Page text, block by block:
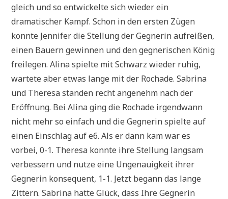
gleich und so entwickelte sich wieder ein
dramatischer Kampf. Schon in den ersten Zügen
konnte Jennifer die Stellung der Gegnerin aufreißen,
einen Bauern gewinnen und den gegnerischen König
freilegen. Alina spielte mit Schwarz wieder ruhig,
wartete aber etwas lange mit der Rochade. Sabrina
und Theresa standen recht angenehm nach der
Eröffnung. Bei Alina ging die Rochade irgendwann
nicht mehr so einfach und die Gegnerin spielte auf
einen Einschlag auf e6. Als er dann kam war es
vorbei, 0-1. Theresa konnte ihre Stellung langsam
verbessern und nutze eine Ungenauigkeit ihrer
Gegnerin konsequent, 1-1. Jetzt begann das lange
Zittern. Sabrina hatte Glück, dass Ihre Gegnerin